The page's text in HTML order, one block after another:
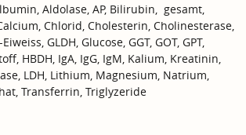
Aldolase, AP, Bilirubin, gesamt,
Chlorid, Cholesterin, Cholinesterase,
GLDH, Glucose, GGT, GOT, GPT,
HBDH, IgA, IgG, IgM, Kalium, Kreatinin,
LDH, Lithium, Magnesium, Natrium,
Transferrin, Triglyzeride